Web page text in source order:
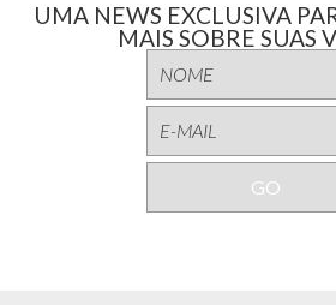
UMA NEWS EXCLUSIVA
MAIS SOBRE SUAS